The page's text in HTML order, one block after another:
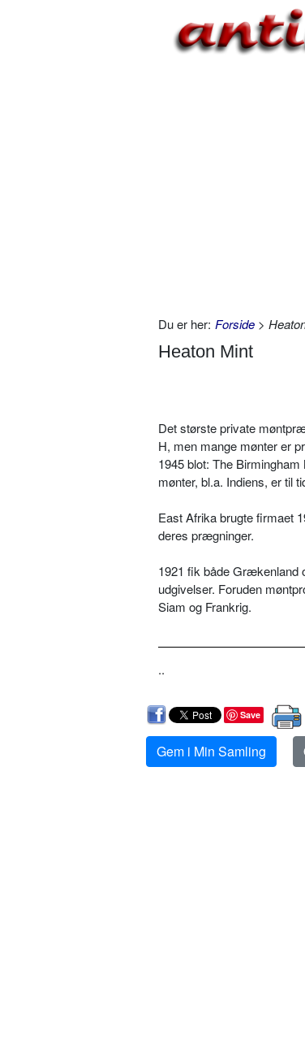
Du er her: Forside >
Heaton Mint
Det største private
H, men mange mønter er
1945 blot: The
mønter, bl.a. Indiens, er til
East Afrika brugte firmaet
deres prægninger.
1921 fik både Grækenland
udgivelser. Foruden
Siam og Frankrig.
..
Save
Gem i Min Samling